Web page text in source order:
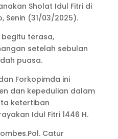
Sholat Idul Fitri di
Senin (31/03/2025).
terasa,
setelah sebulan
puasa.
Forkopimda ini
dan kepedulian dalam
ketertiban
Idul Fitri 1446 H.
Catur